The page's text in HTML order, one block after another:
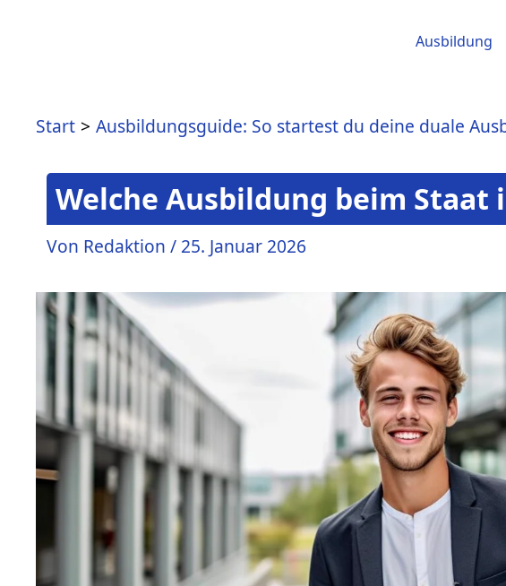
Ausbildung
Start Ausbildungsguide: So startest du deine duale
Welche Ausbildung beim Staat
Von Redaktion / 25. Januar 2026